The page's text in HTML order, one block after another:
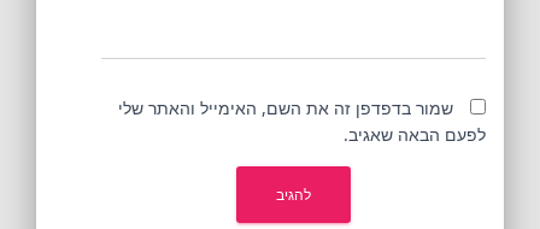
שמור בדפדפן זה את השם, האימייל והאתר שלי
לפעם הבאה שאגיב.